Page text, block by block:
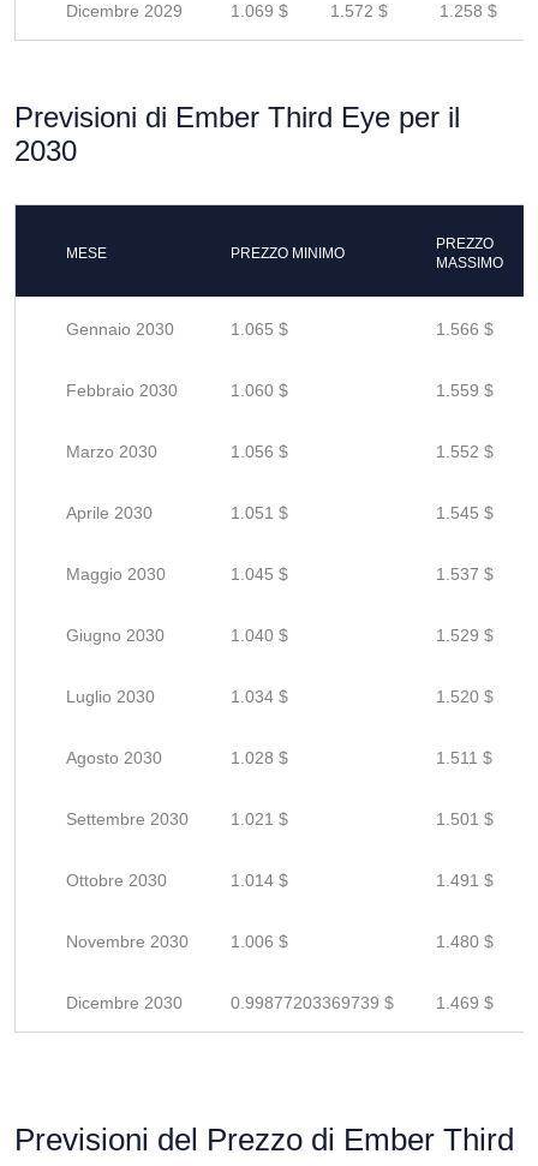
Dicembre 2029 1.069 $ 1.572 $ 1.258 $
Previsioni di Ember Third Eye per il
2030
MESE PREZZO MINIMO
PREZZO
MASSIMO
Gennaio 2030 1.065 $ 1.566 $
Febbraio 2030 1.060 $ 1.559 $
Marzo 2030 1.056 $ 1.552 $
Aprile 2030 1.051 $ 1.545 $
Maggio 2030 1.045 $ 1.537 $
Giugno 2030 1.040 $ 1.529 $
Luglio 2030 1.034 $ 1.520 $
Agosto 2030 1.028 $ 1.511 $
Settembre 2030 1.021 $ 1.501 $
Ottobre 2030 1.014 $ 1.491 $
Novembre 2030 1.006 $ 1.480 $
Dicembre 2030 0.99877203369739 $ 1.469 $
Previsioni del Prezzo di Ember Third